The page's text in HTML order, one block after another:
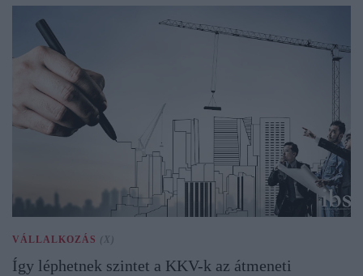
VÁLLALKOZÁS (X)
Így léphetnek szintet a KKV-k az átmeneti